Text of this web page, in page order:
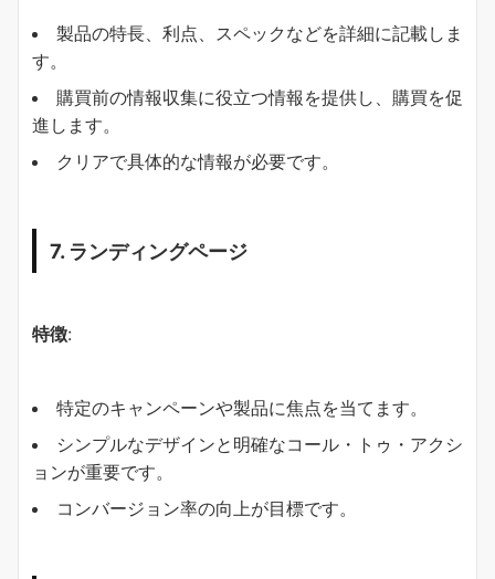
製品の特長、利点、スペックなどを詳細に記載しま
す。
購買前の情報収集に役立つ情報を提供し、購買を促
進します。
クリアで具体的な情報が必要です。
7. ランディングページ
特徴:
特定のキャンペーンや製品に焦点を当てます。
シンプルなデザインと明確なコール・トゥ・アクシ
ョンが重要です。
コンバージョン率の向上が目標です。